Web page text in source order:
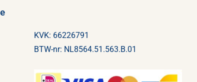
KVK: 66226791
BTW-nr: NL8564.51.563.B.01